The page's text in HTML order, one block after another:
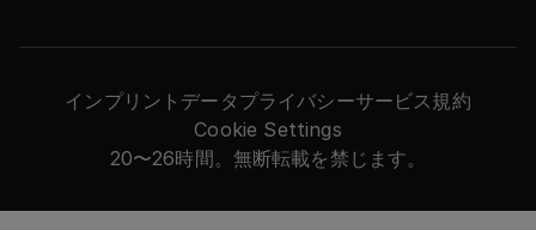
20〜26時間。無断転載を禁じます。
インプリント データプライバシーサービス規約
Cookie Settings